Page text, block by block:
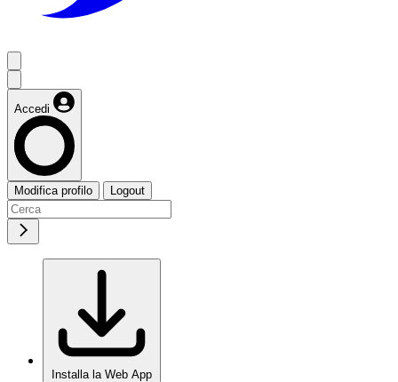
Accedi
Modifica profilo Logout
Installa la Web App